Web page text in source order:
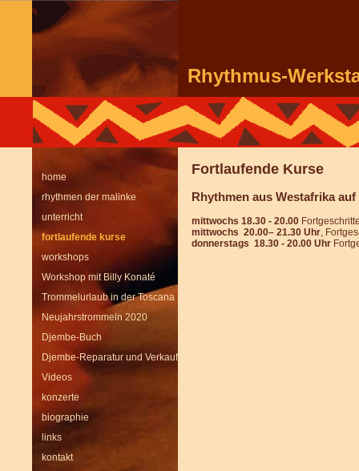
Rhythmus-
home
rhythmen der malinke
unterricht
fortlaufende kurse
workshops
Workshop mit Billy Konaté
Trommelurlaub in der Toscana
Neujahrstrommeln 2020
Djembe-Buch
Djembe-Reparatur und Verkauf
Videos
konzerte
biographie
links
kontakt
Fortlaufende Kurse
Rhythmen aus Westafrika
mittwochs 18.30 - 20.00
mittwochs 20.00– 21.30 Uhr,
donnerstags 18.30 - 20.00 Uhr